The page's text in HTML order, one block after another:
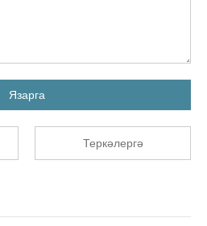
Язарга
Теркәлергә